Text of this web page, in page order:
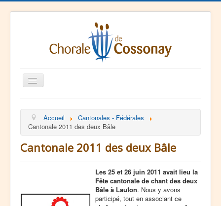
Basculer
la
Agenda
Ressources
Contact
Accueil
Cantonales - Fédérales
Cantonale 2011 des deux Bâle
Cantonale 2011 des deux Bâle
Les 25 et 26 juin 2011 avait lieu la
Fête cantonale de chant des deux
Bâle à Laufon. Nous y avons
participé, tout en associant ce